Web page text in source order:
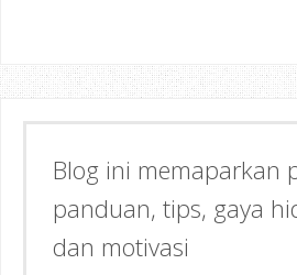
Semoga dapat
Inspirasi kepada anda!